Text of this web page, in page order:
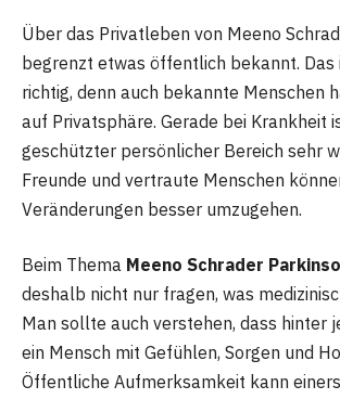
Über das Privatleben von Meeno
begrenzt etwas öffentlich bekannt. Das
richtig, denn auch bekannte Menschen
auf Privatsphäre. Gerade bei Krankheit
geschützter persönlicher Bereich sehr
Freunde und vertraute Menschen
Veränderungen besser umzugehen.
Beim Thema Meeno Schrader
deshalb nicht nur fragen, was
Man sollte auch verstehen, dass hinter
ein Mensch mit Gefühlen, Sorgen und
Öffentliche Aufmerksamkeit kann